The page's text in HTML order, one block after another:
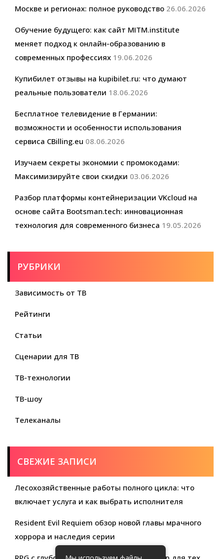
Москве и регионах: полное руководство 26.06.2026
Обучение будущего: как сайт MITM.institute
меняет подход к онлайн-образованию в
современных профессиях 19.06.2026
Купибилет отзывы на kupibilet.ru: что думают
реальные пользователи 18.06.2026
Бесплатное телевидение в Германии:
возможности и особенности использования
сервиса CBilling.eu 08.06.2026
Изучаем секреты экономии с промокодами:
Максимизируйте свои скидки 03.06.2026
Разбор платформы контейнеризации VKcloud на
основе сайта Bootsman.tech: инновационная
технология для современного бизнеса 19.05.2026
РУБРИКИ
Зависимость от ТВ
Рейтинги
Статьи
Сценарии для ТВ
ТВ-технологии
ТВ-шоу
Телеканалы
СВЕЖИЕ ЗАПИСИ
Лесохозяйственные работы полного цикла: что
включает услуга и как выбрать исполнителя
Resident Evil Requiem обзор новой главы мрачного
хоррора и наследия серии